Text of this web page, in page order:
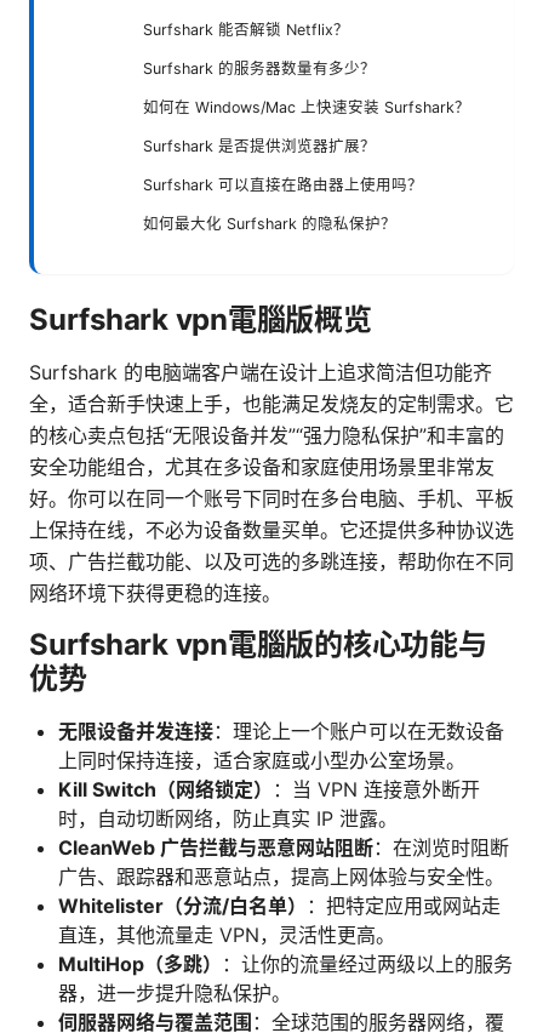
Surfshark 能否解锁 Netflix？
Surfshark 的服务器数量有多少？
如何在 Windows/Mac 上快速安装 Surfshark？
Surfshark 是否提供浏览器扩展？
Surfshark 可以直接在路由器上使用吗？
如何最大化 Surfshark 的隐私保护？
Surfshark vpn電腦版概览
Surfshark 的电脑端客户端在设计上追求简洁但功能齐
全，适合新手快速上手，也能满足发烧友的定制需求。它
的核心卖点包括“无限设备并发”“强力隐私保护”和丰富的
安全功能组合，尤其在多设备和家庭使用场景里非常友
好。你可以在同一个账号下同时在多台电脑、手机、平板
上保持在线，不必为设备数量买单。它还提供多种协议选
项、广告拦截功能、以及可选的多跳连接，帮助你在不同
网络环境下获得更稳的连接。
Surfshark vpn電腦版的核心功能与
优势
无限设备并发连接：理论上一个账户可以在无数设备
上同时保持连接，适合家庭或小型办公室场景。
Kill Switch（网络锁定）
：当 VPN 连接意外断开
时，自动切断网络，防止真实 IP 泄露。
CleanWeb 广告拦截与恶意网站阻断：在浏览时阻断
广告、跟踪器和恶意站点，提高上网体验与安全性。
Whitelister（分流/白名单）
：把特定应用或网站走
直连，其他流量走 VPN，灵活性更高。
MultiHop（多跳）
：让你的流量经过两级以上的服务
器，进一步提升隐私保护。
伺服器网络与覆盖范围 ：全球范围的服务器网络，覆